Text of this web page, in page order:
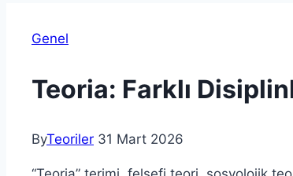
Genel
Teoria: Farklı
ByTeoriler 31 Mart 2026